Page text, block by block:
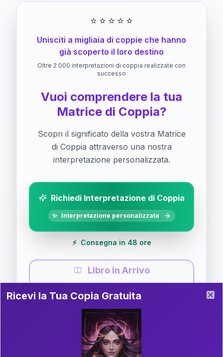
⭐ ⭐ ⭐ ⭐ ⭐
Unisciti a migliaia di coppie che hanno
già scoperto il loro destino
Oltre 2.000 interpretazioni di coppia realizzate con
successo
Vuoi comprendere la tua
Matrice di Coppia?
Scopri il significato della vostra Matrice
di Coppia attraverso una nostra
interpretazione personalizzata.
Richiedi Interpretazione di Coppia
✨ Interpretazione personalizzata
⚡ Consegna in 48 ore
Libro in Arrivo
Guida completa di Coppia
Il libro è in fase di scrittura. Iscriviti alla newsletter
per ricevere aggiornamenti!
Ricevi la Tua Copia Gratuita del Libro
Ricevi la Tua Copia Gratuita